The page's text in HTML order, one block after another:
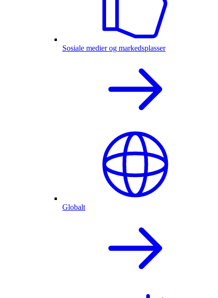
Sosiale medier og markedsplasser
Globalt